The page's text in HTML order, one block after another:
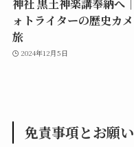
ォトライターの歴史カ
旅
2024年12月5日
免責事項とお願い